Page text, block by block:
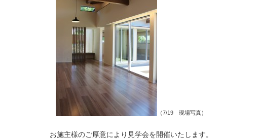
（7/19 現場写真）
お施主様のご厚意により見学会を開催いたします。